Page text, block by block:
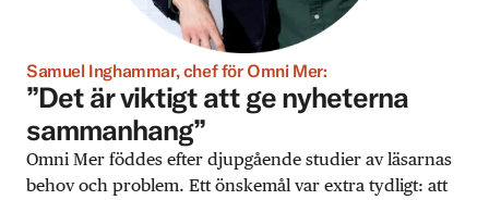
Samuel Inghammar, chef för Omni Mer:
”Det är viktigt att ge nyheterna
sammanhang”
Omni Mer föddes efter djupgående studier av läsarnas
behov och problem. Ett önskemål var extra tydligt: att